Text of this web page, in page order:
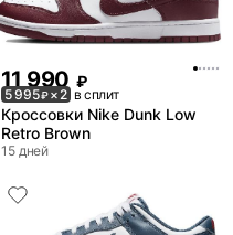
11 990 ₽
5 995₽× 2 в сплит
Кроссовки Nike Dunk Low
Retro Brown
15 дней